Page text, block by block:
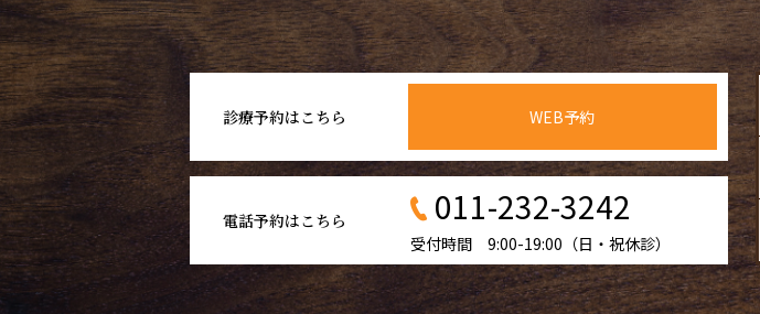
診療予約はこちら WEB予約
電話予約はこちら 011-232-3242
受付時間 9:00-19:00（日・祝休診）